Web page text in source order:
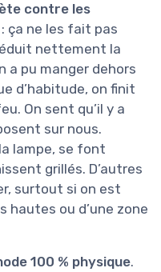
contre les
ça ne les fait pas
nettement la
a pu manger dehors
d’habitude, on finit
On sent qu’il y a
sur nous.
lampe, se font
grillés. D’autres
surtout si on est
hautes ou d’une zone
100 % physique.